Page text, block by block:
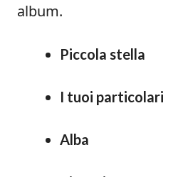
album.
Piccola stella
I tuoi particolari
Alba